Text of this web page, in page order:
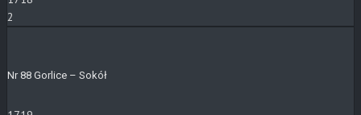
2
Nr 88 Gorlice – Sokół